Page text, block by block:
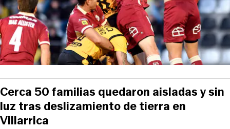
Cerca 50 familias quedaron aisladas y sin
luz tras deslizamiento de tierra en
Villarrica